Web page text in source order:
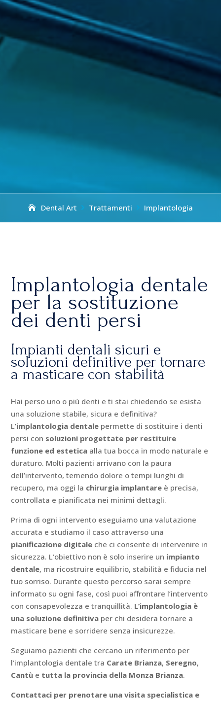
Dental Art  Trattamenti  Implantologia
Implantologia dentale
per la sostituzione
dei denti persi
Impianti dentali sicuri e
soluzioni definitive per tornare
a masticare con stabilità
Hai perso uno o più denti e ti stai chiedendo se esista
una soluzione stabile, sicura e definitiva?
L’implantologia dentale permette di sostituire i denti
persi con soluzioni progettate per restituire
funzione ed estetica alla tua bocca in modo naturale e
duraturo. Molti pazienti arrivano con la paura
dell’intervento, temendo dolore o tempi lunghi di
recupero, ma oggi la chirurgia implantare è precisa,
controllata e pianificata nei minimi dettagli.
Prima di ogni intervento eseguiamo una valutazione
accurata e studiamo il caso attraverso una
pianificazione digitale che ci consente di intervenire in
sicurezza. L’obiettivo non è solo inserire un impianto
dentale, ma ricostruire equilibrio, stabilità e fiducia nel
tuo sorriso. Durante questo percorso sarai sempre
informato su ogni fase, così puoi affrontare l’intervento
con consapevolezza e tranquillità. L’implantologia è
una soluzione definitiva per chi desidera tornare a
masticare bene e sorridere senza insicurezze.
Seguiamo pazienti che cercano un riferimento per
l’implantologia dentale tra Carate Brianza, Seregno,
Cantù e tutta la provincia della Monza Brianza.
Contattaci per prenotare una visita specialistica e